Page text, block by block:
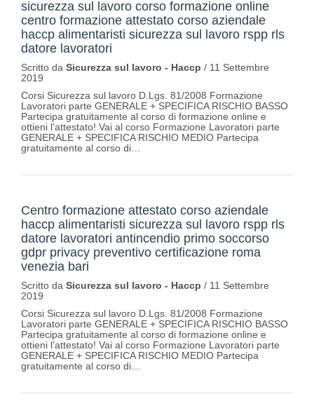
sicurezza sul lavoro corso formazione online
centro formazione attestato corso aziendale
haccp alimentaristi sicurezza sul lavoro rspp rls
datore lavoratori
Scritto da Sicurezza sul lavoro - Haccp / 11 Settembre
2019
Corsi Sicurezza sul lavoro D.Lgs. 81/2008 Formazione
Lavoratori parte GENERALE + SPECIFICA RISCHIO BASSO
Partecipa gratuitamente al corso di formazione online e
ottieni l’attestato! Vai al corso Formazione Lavoratori parte
GENERALE + SPECIFICA RISCHIO MEDIO Partecipa
gratuitamente al corso di…
Centro formazione attestato corso aziendale
haccp alimentaristi sicurezza sul lavoro rspp rls
datore lavoratori antincendio primo soccorso
gdpr privacy preventivo certificazione roma
venezia bari
Scritto da Sicurezza sul lavoro - Haccp / 11 Settembre
2019
Corsi Sicurezza sul lavoro D.Lgs. 81/2008 Formazione
Lavoratori parte GENERALE + SPECIFICA RISCHIO BASSO
Partecipa gratuitamente al corso di formazione online e
ottieni l’attestato! Vai al corso Formazione Lavoratori parte
GENERALE + SPECIFICA RISCHIO MEDIO Partecipa
gratuitamente al corso di…